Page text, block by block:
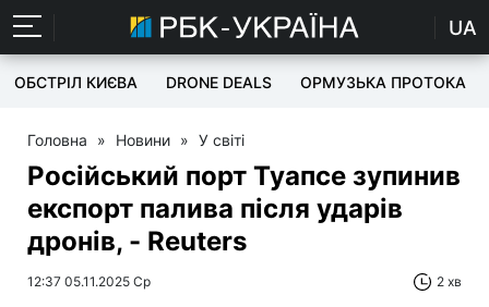
UA
ОБСТРІЛ КИЄВА DRONE DEALS ОРМУЗЬКА ПРОТОКА
Головна » Новини » У світі
Російський порт Туапсе зупинив
експорт палива після ударів
дронів, - Reuters
12:37 05.11.2025 Ср 2 хв